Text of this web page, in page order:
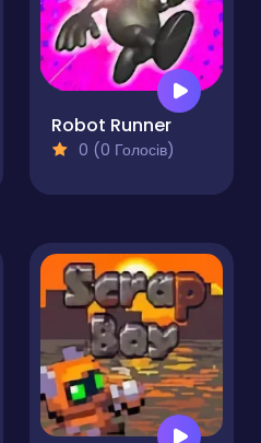
Robot Runner
0 (0 Голосів)